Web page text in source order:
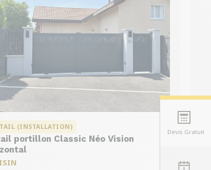
vos Options
(INSTALLATION)
portillon Classic Néo Vision
Devis Gratuit